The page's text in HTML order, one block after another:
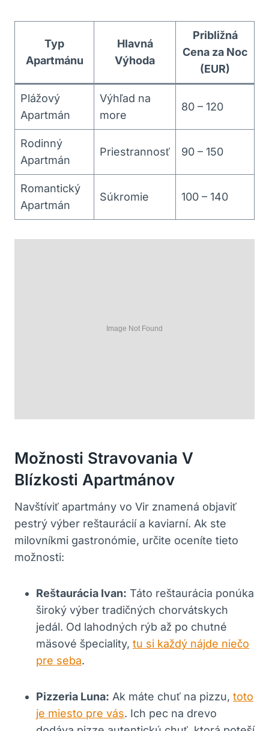
Typ
Apartmánu
Hlavná
Výhoda
Približná
Cena za Noc
(EUR)
Plážový
Apartmán
Výhľad na
more
80 – 120
Rodinný
Apartmán
Priestrannosť 90 – 150
Romantický
Apartmán
Súkromie 100 – 140
Možnosti Stravovania V
Blízkosti Apartmánov
Navštíviť apartmány vo Vir znamená objaviť
pestrý výber reštaurácií a kaviarní. Ak ste
milovníkmi gastronómie, určite oceníte tieto
možnosti:
Reštaurácia Ivan: Táto reštaurácia ponúka
široký výber tradičných chorvátskych
jedál. Od lahodných rýb až po chutné
mäsové špeciality, tu si každý nájde niečo
pre seba.
Pizzeria Luna: Ak máte chuť na pizzu, toto
je miesto pre vás. Ich pec na drevo